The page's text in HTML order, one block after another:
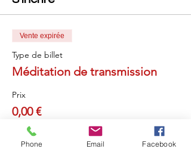
Vente expirée
Type de billet
Méditation de transmission
Prix
0,00 €
Phone Email Facebook